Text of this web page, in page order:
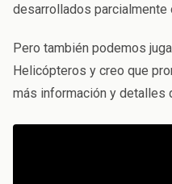
desarrollados parcialmente
Pero también podemos
Helicópteros y creo que
más información y detalles